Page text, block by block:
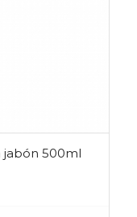
jabón 500ml